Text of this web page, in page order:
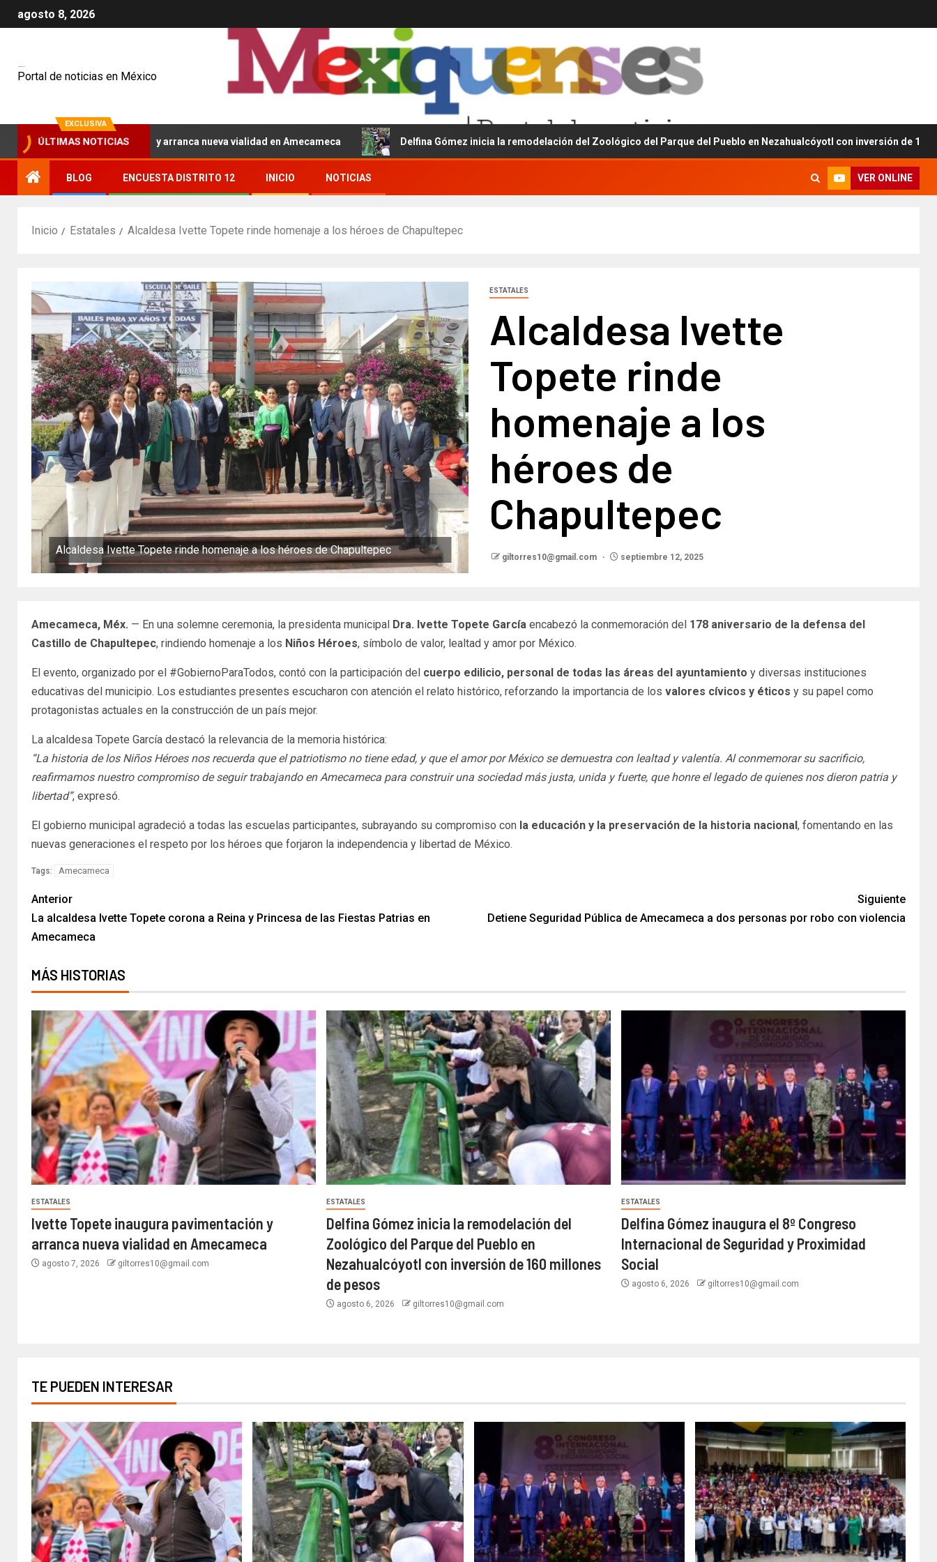
agosto 8, 2026
Portal de noticias en México
EXCLUSIVA
ÚLTIMAS NOTICIAS
pavimentación y arranca nueva vialidad en Amecameca Delfina Gómez inicia la remodelación del Zoológico del Parque del Pueblo en Nezahualcóyotl con inversión de 160 millones
BLOG ENCUESTA DISTRITO 12 INICIO NOTICIAS VER ONLINE
Inicio Estatales Alcaldesa Ivette Topete rinde homenaje a los héroes de Chapultepec
Alcaldesa Ivette Topete rinde homenaje a los héroes de Chapultepec
ESTATALES
Alcaldesa Ivette
Topete rinde
homenaje a los
héroes de
Chapultepec
giltorres10@gmail.com septiembre 12, 2025
Amecameca, Méx. — En una solemne ceremonia, la presidenta municipal Dra. Ivette Topete García encabezó la conmemoración del 178 aniversario de la defensa del
Castillo de Chapultepec, rindiendo homenaje a los Niños Héroes, símbolo de valor, lealtad y amor por México.
El evento, organizado por el #GobiernoParaTodos, contó con la participación del cuerpo edilicio, personal de todas las áreas del ayuntamiento y diversas instituciones
educativas del municipio. Los estudiantes presentes escucharon con atención el relato histórico, reforzando la importancia de los valores cívicos y éticos y su papel como
protagonistas actuales en la construcción de un país mejor.
La alcaldesa Topete García destacó la relevancia de la memoria histórica:
“La historia de los Niños Héroes nos recuerda que el patriotismo no tiene edad, y que el amor por México se demuestra con lealtad y valentía. Al conmemorar su sacrificio,
reafirmamos nuestro compromiso de seguir trabajando en Amecameca para construir una sociedad más justa, unida y fuerte, que honre el legado de quienes nos dieron patria y
libertad”, expresó.
El gobierno municipal agradeció a todas las escuelas participantes, subrayando su compromiso con la educación y la preservación de la historia nacional , fomentando en las
nuevas generaciones el respeto por los héroes que forjaron la independencia y libertad de México.
Tags: Amecameca
Anterior
La alcaldesa Ivette Topete corona a Reina y Princesa de las Fiestas Patrias en
Amecameca
Siguiente
Detiene Seguridad Pública de Amecameca a dos personas por robo con violencia
MÁS HISTORIAS
ESTATALES
Ivette Topete inaugura pavimentación y
arranca nueva vialidad en Amecameca
agosto 7, 2026 giltorres10@gmail.com
ESTATALES
Delfina Gómez inicia la remodelación del
Zoológico del Parque del Pueblo en
Nezahualcóyotl con inversión de 160 millones
de pesos
agosto 6, 2026 giltorres10@gmail.com
ESTATALES
Delfina Gómez inaugura el 8º Congreso
Internacional de Seguridad y Proximidad
Social
agosto 6, 2026 giltorres10@gmail.com
TE PUEDEN INTERESAR